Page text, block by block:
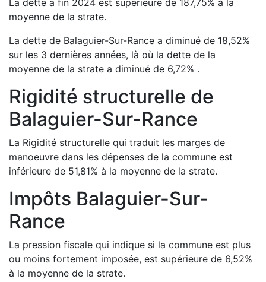
La dette à fin 2024 est supérieure de 187,75% à la
moyenne de la strate.
La dette de Balaguier-Sur-Rance a diminué de 18,52%
sur les 3 dernières années, là où la dette de la
moyenne de la strate a diminué de 6,72% .
Rigidité structurelle de
Balaguier-Sur-Rance
La Rigidité structurelle qui traduit les marges de
manoeuvre dans les dépenses de la commune est
inférieure de 51,81% à la moyenne de la strate.
Impôts Balaguier-Sur-
Rance
La pression fiscale qui indique si la commune est plus
ou moins fortement imposée, est supérieure de 6,52%
à la moyenne de la strate.